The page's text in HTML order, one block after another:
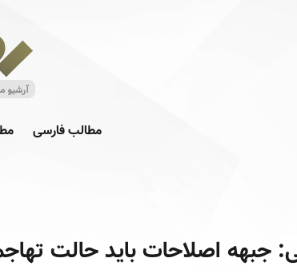
مطالب فارسی
جبهه اصلاحات باید حالت